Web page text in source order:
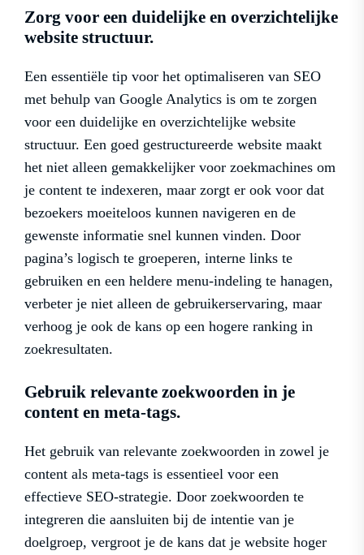
Zorg voor een duidelijke en overzichtelijke
website structuur.
Een essentiële tip voor het optimaliseren van SEO
met behulp van Google Analytics is om te zorgen
voor een duidelijke en overzichtelijke website
structuur. Een goed gestructureerde website maakt
het niet alleen gemakkelijker voor zoekmachines om
je content te indexeren, maar zorgt er ook voor dat
bezoekers moeiteloos kunnen navigeren en de
gewenste informatie snel kunnen vinden. Door
pagina’s logisch te groeperen, interne links te
gebruiken en een heldere menu-indeling te hanagen,
verbeter je niet alleen de gebruikerservaring, maar
verhoog je ook de kans op een hogere ranking in
zoekresultaten.
Gebruik relevante zoekwoorden in je
content en meta-tags.
Het gebruik van relevante zoekwoorden in zowel je
content als meta-tags is essentieel voor een
effectieve SEO-strategie. Door zoekwoorden te
integreren die aansluiten bij de intentie van je
doelgroep, vergroot je de kans dat je website hoger